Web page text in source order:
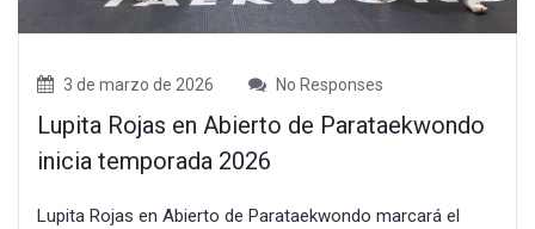
3 de marzo de 2026 No Responses
Lupita Rojas en Abierto de Parataekwondo
inicia temporada 2026
Lupita Rojas en Abierto de Parataekwondo marcará el